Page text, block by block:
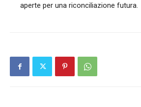
aperte per una riconciliazione futura.